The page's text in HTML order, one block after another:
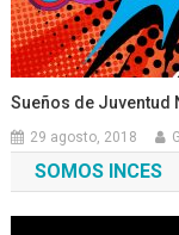
Sueños de Juventud
29 agosto, 2018
SOMOS INCES